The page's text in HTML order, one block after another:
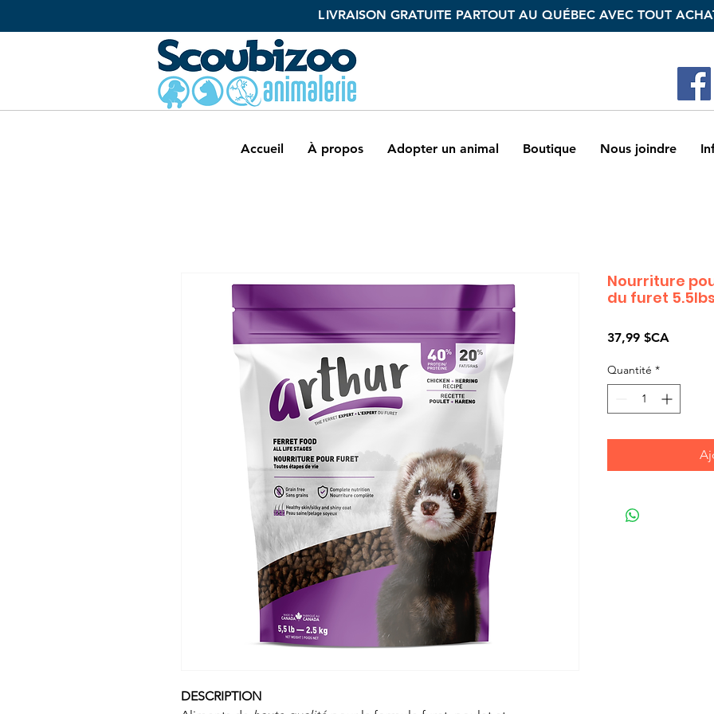
LIVRAISON GRATUITE PARTOUT AU QUÉBEC AVEC TOUT
DESCRIPTION
Nourriture
du furet 5.5lbs
37,99 $CA
Quantité *
Accueil À propos Adopter un animal Boutique Nous joindre